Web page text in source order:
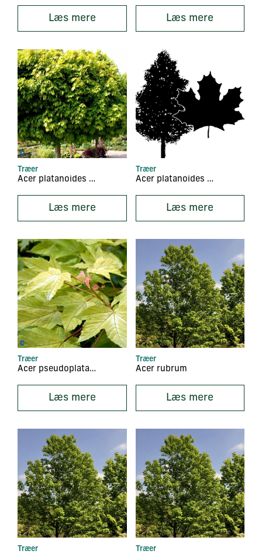
Læs mere Læs mere
Træer
Acer platanoides ‘Globosum’
Læs mere
Træer
Acer platanoides ‘Royal Red’
Læs mere
Træer
Acer pseudoplatanus ‘Brilliantissimum’
Læs mere
Træer
Acer rubrum
Læs mere
Træer Træer